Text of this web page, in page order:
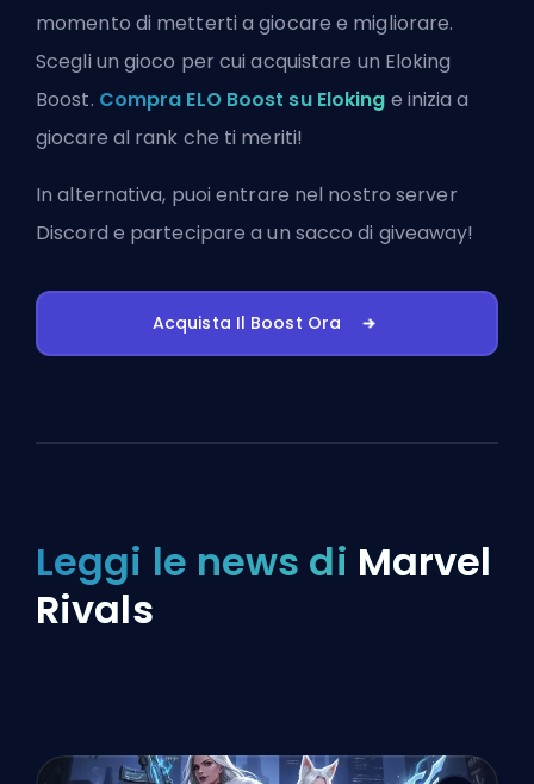
momento di metterti a giocare e migliorare.
Scegli un gioco per cui acquistare un Eloking
Boost. Compra ELO Boost su Eloking e inizia a
giocare al rank che ti meriti!
In alternativa, puoientrare nel nostro server
Discord e partecipare a un sacco di giveaway!
Acquista Il Boost Ora
Leggi le news di Marvel
Rivals